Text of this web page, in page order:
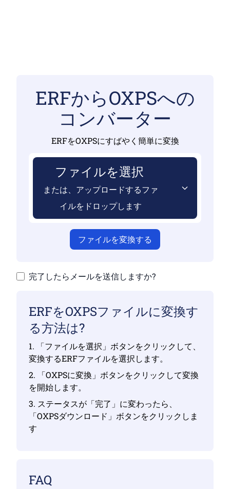
ERFからOXPSへの
コンバーター
ERFをOXPSにすばやく簡単に変換
ファイルを選択
または、アップロードするファ
イルをドロップします
ファイルを変換する
完了したらメールを送信しますか?
ERFをOXPSファイルに変換す
る方法は?
1. 「ファイルを選択」ボタンをクリックして、
変換するERFファイルを選択します。
2. 「OXPSに変換」ボタンをクリックして変換
を開始します。
3. ステータスが「完了」に変わったら、
「OXPSダウンロード」ボタンをクリックしま
す
FAQ